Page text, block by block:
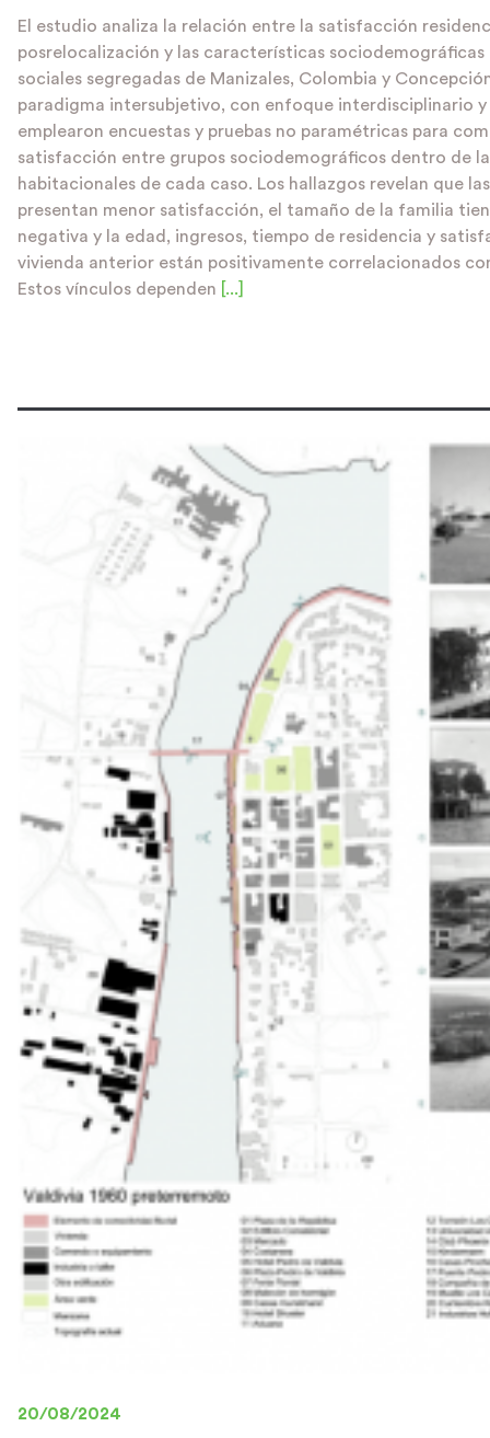
El estudio analiza la relación entre la satisfacción
posrelocalización y las características sociodemográficas
sociales segregadas de Manizales, Colombia y
paradigma intersubjetivo, con enfoque interdisciplinario
emplearon encuestas y pruebas no paramétricas para
satisfacción entre grupos sociodemográficos dentro de
habitacionales de cada caso. Los hallazgos revelan que
presentan menor satisfacción, el tamaño de la familia
negativa y la edad, ingresos, tiempo de residencia y
vivienda anterior están positivamente correlacionados
Estos vínculos dependen
[...]
20/08/2024